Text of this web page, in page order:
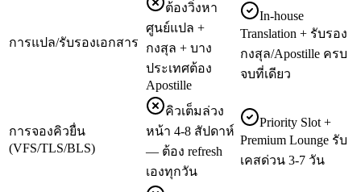
การแปล/รับรองเอกสาร
ต้องวิ่งหา
ศูนย์แปล +
กงสุล + บาง
ประเทศต้อง
Apostille
In-house
Translation + รับรอง
กงสุล/Apostille ครบ
จบที่เดียว
การจองคิวยื่น
(VFS/TLS/BLS)
คิวเต็มล่วง
หน้า 4-8 สัปดาห์
— ต้อง refresh
เองทุกวัน
Priority Slot +
Premium Lounge รับ
เคสด่วน 3-7 วัน